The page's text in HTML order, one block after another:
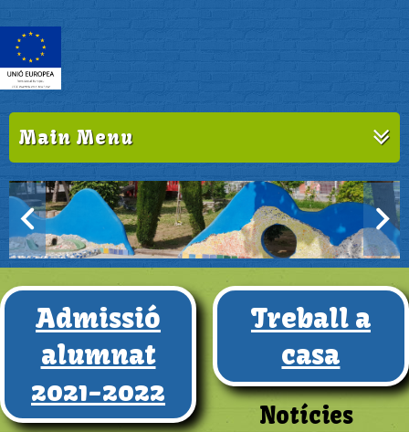
Main Menu
Admissió
alumnat
2021-2022
Treball a
casa
Notícies